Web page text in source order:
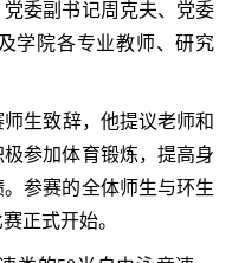
委副书记周克夫、党委
学院各专业教师、研究
生致辞，他提议老师和
参加体育锻炼，提高身
参赛的全体师生与环生
正式开始。